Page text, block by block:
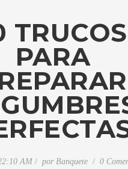
TRUCOS
PARA
AM por Banquete 0